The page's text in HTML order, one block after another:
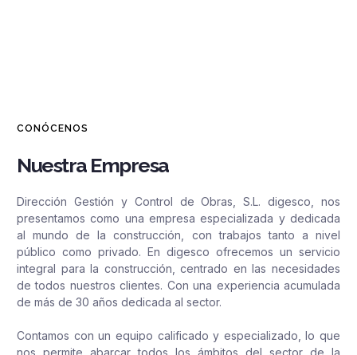
CONÓCENOS
Nuestra Empresa
Dirección Gestión y Control de Obras, S.L. digesco, nos
presentamos como una empresa especializada y dedicada
al mundo de la construcción, con trabajos tanto a nivel
público como privado. En digesco ofrecemos un servicio
integral para la construcción, centrado en las necesidades
de todos nuestros clientes. Con una experiencia acumulada
de más de 30 años dedicada al sector.
Contamos con un equipo calificado y especializado, lo que
nos permite abarcar todos los ámbitos del sector de la